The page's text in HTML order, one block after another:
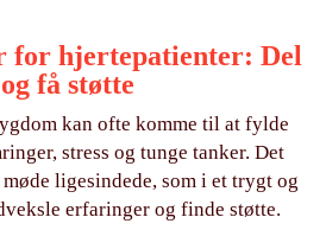
for hjertepatienter: Del
få støtte
kan ofte komme til at fylde
stress og tunge tanker. Det
ligesindede, som i et trygt og
erfaringer og finde støtte.